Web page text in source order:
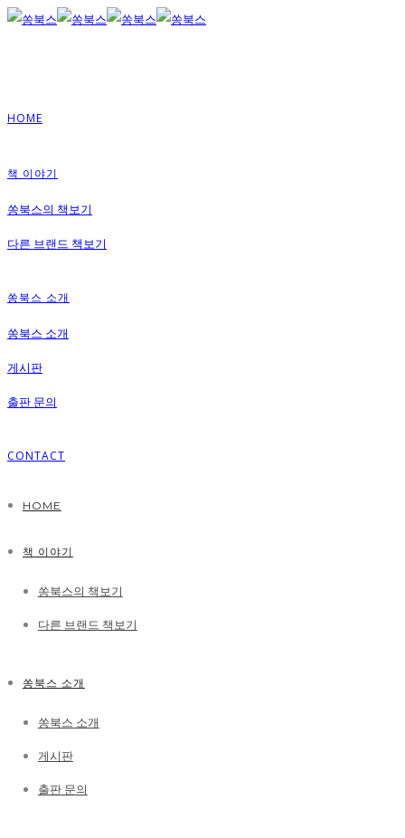
HOME
책 이야기
쏭북스의 책보기
다른 브랜드 책보기
쏭북스 소개
쏭북스 소개
게시판
출판 문의
CONTACT
HOME
책 이야기
쏭북스의 책보기
다른 브랜드 책보기
쏭북스 소개
쏭북스 소개
게시판
출판 문의